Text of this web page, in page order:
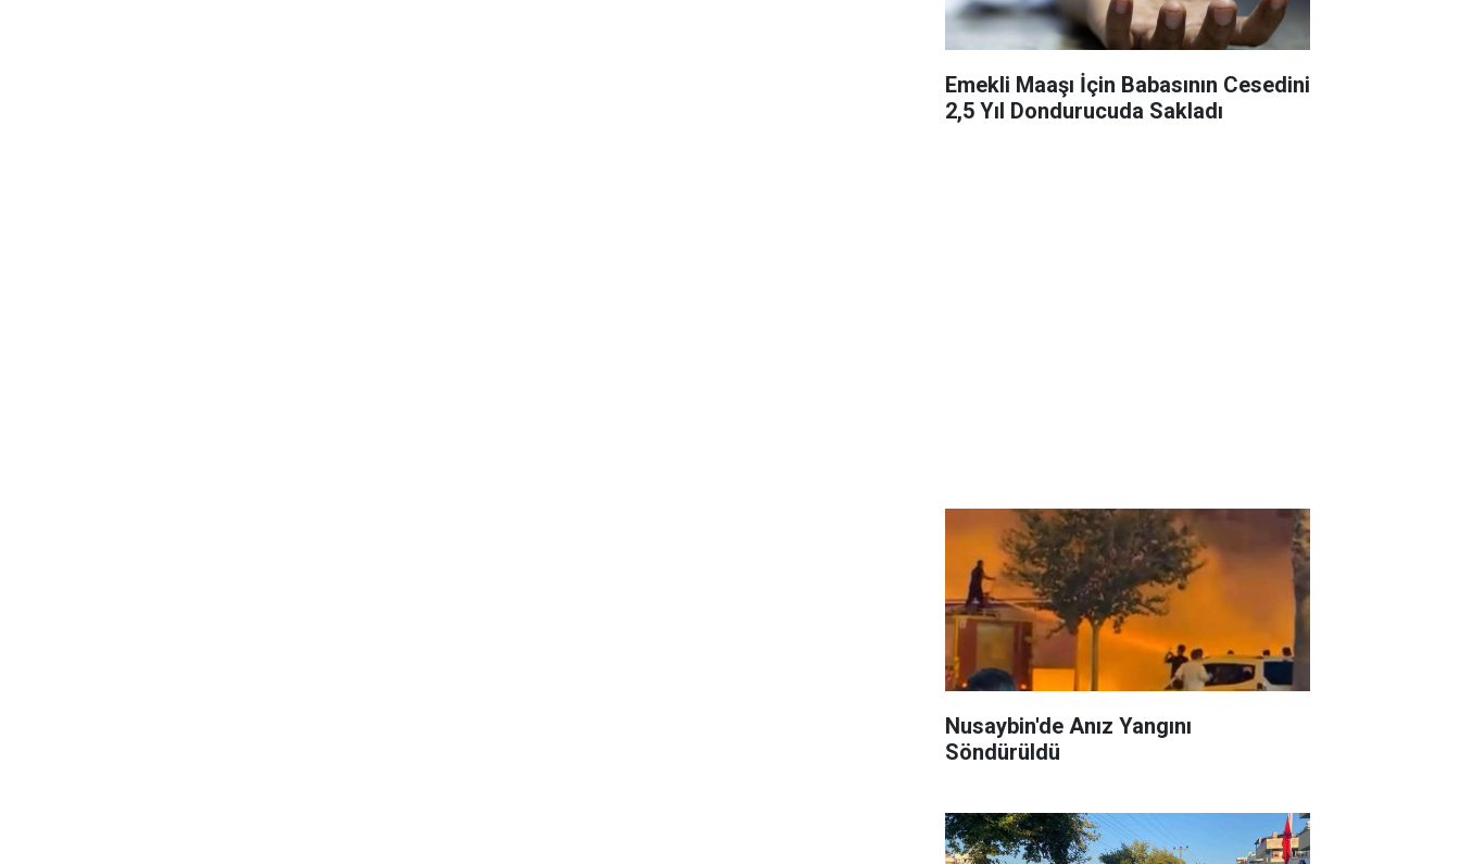
Emekli Maaşı İçin Babasının Cesedini
2,5 Yıl Dondurucuda Sakladı
Nusaybin'de Anız Yangını
Söndürüldü